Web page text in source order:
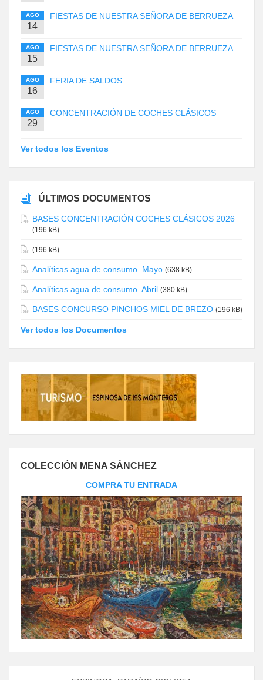
AGO
14
FIESTAS DE NUESTRA SEÑORA DE BERRUEZA
AGO
15
FIESTAS DE NUESTRA SEÑORA DE BERRUEZA
AGO
16
FERIA DE SALDOS
AGO
29
CONCENTRACIÓN DE COCHES CLÁSICOS
Ver todos los Eventos
ÚLTIMOS DOCUMENTOS
BASES CONCENTRACIÓN COCHES CLÁSICOS 2026
(196 kB)
(196 kB)
Analíticas agua de consumo. Mayo (638 kB)
Analíticas agua de consumo. Abril (380 kB)
BASES CONCURSO PINCHOS MIEL DE BREZO (196 kB)
Ver todos los Documentos
COLECCIÓN MENA SÁNCHEZ
COMPRA TU ENTRADA